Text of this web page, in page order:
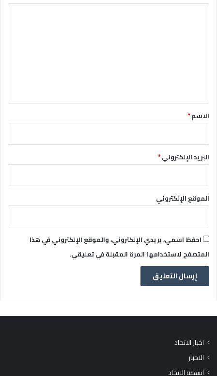
*الاسم*
البريد الإلكتروني*
الموقع الإلكتروني
احفظ اسمي، بريدي الإلكتروني، والموقع الإلكتروني في هذا
المتصفح لاستخدامها المرة المقبلة في تعليقي.
اخبار الاتحاد
الاخبار
انشطة الاتحاد